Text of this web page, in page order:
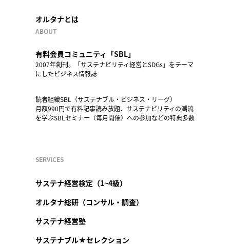
オルタナとは
ABOUT
有料会員コミュニティ「SBL」
2007年創刊。「サステナビリティ経営とSDGs」をテーマ
にしたビジネス情報誌
読者組織SBL（サステナブル・ビジネス・リーグ）
月額990円で有料記事読み放題、サステナビリティの潮流
を学ぶSBLセミナー（毎月開催）への参加などの特典多数
SERVICES
サステナ経営検定（1~4級）
オルタナ総研（コンサル・調査）
サステナ経営塾
サステナブル★セレクション